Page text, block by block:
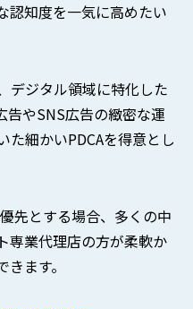
認知度を一気に高めたい
デジタル領域に特化した
告やSNS広告の緻密な運
た細かいPDCAを得意とし
先とする場合、多くの中
専業代理店の方が柔軟か
ます。